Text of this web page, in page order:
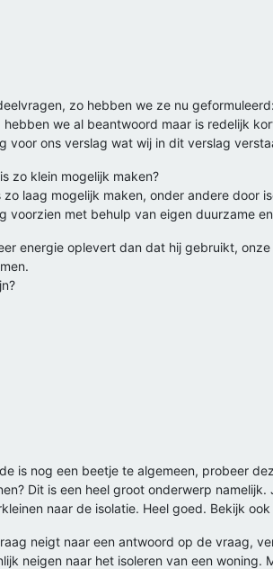
zo hebben we ze nu geformuleerd:
we al beantwoord maar is redelijk
voor ons verslag wat wij in dit verslag
zo klein mogelijk maken?
laag mogelijk maken, onder andere door
voorzien met behulp van eigen duurzame
energie oplevert dan dat hij gebruikt,
is nog een beetje te algemeen, probeer
Dit is een heel groot onderwerp
naar de isolatie. Heel goed. Bekijk
neigt naar een antwoord op de vraag,
neigen naar het isoleren van een